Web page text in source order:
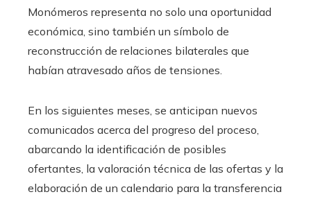
Monómeros representa no solo una oportunidad
económica, sino también un símbolo de
reconstrucción de relaciones bilaterales que
habían atravesado años de tensiones.
En los siguientes meses, se anticipan nuevos
comunicados acerca del progreso del proceso,
abarcando la identificación de posibles
ofertantes, la valoración técnica de las ofertas y la
elaboración de un calendario para la transferencia